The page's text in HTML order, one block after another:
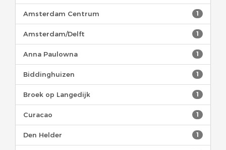
1
Amsterdam Centrum
1
Amsterdam/Delft
1
Anna Paulowna
1
Biddinghuizen
1
Broek op Langedijk
1
Curacao
1
Den Helder